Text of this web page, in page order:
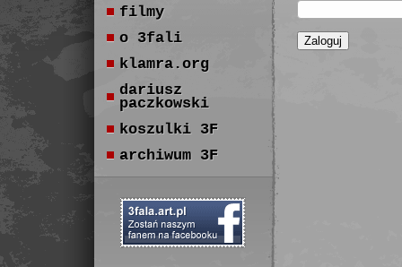
filmy
o 3fali
klamra.org
dariusz
paczkowski
koszulki 3F
archiwum 3F